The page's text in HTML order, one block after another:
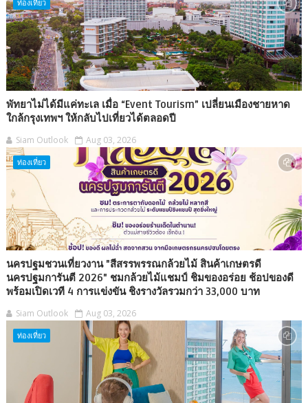
ท่องเที่ยว
พัทยาไม่ได้มีแค่ทะเล เมื่อ “Event Tourism” เปลี่ยนเมืองชายหาด
ใกล้กรุงเทพฯ ให้กลับไปเที่ยวได้ตลอดปี
Siam Outlook Aug 03, 2026
ท่องเที่ยว
นครปฐมชวนเที่ยวงาน "สีสรรพรรณกล้วยไม้ สินค้าเกษตรดี
นครปฐมการันตี 2026" ชมกล้วยไม้แชมป์ ชิมของอร่อย ช้อปของดี
พร้อมเปิดเวที 4 การแข่งขัน ชิงรางวัลรวมกว่า 33,000 บาท
Siam Outlook Aug 03, 2026
ท่องเที่ยว